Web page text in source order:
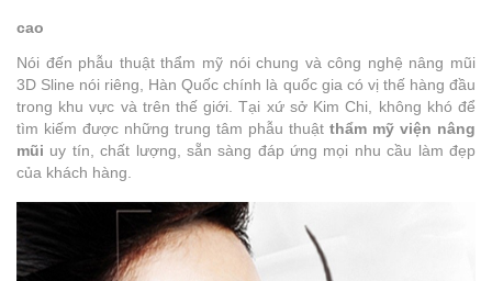
cao
Nói đến phẫu thuật thẩm mỹ nói chung và công nghệ nâng mũi
3D Sline nói riêng, Hàn Quốc chính là quốc gia có vị thế hàng đầu
trong khu vực và trên thế giới. Tại xứ sở Kim Chi, không khó để
tìm kiếm được những trung tâm phẫu thuật thẩm mỹ viện nâng
mũi uy tín, chất lượng, sẵn sàng đáp ứng mọi nhu cầu làm đẹp
của khách hàng.